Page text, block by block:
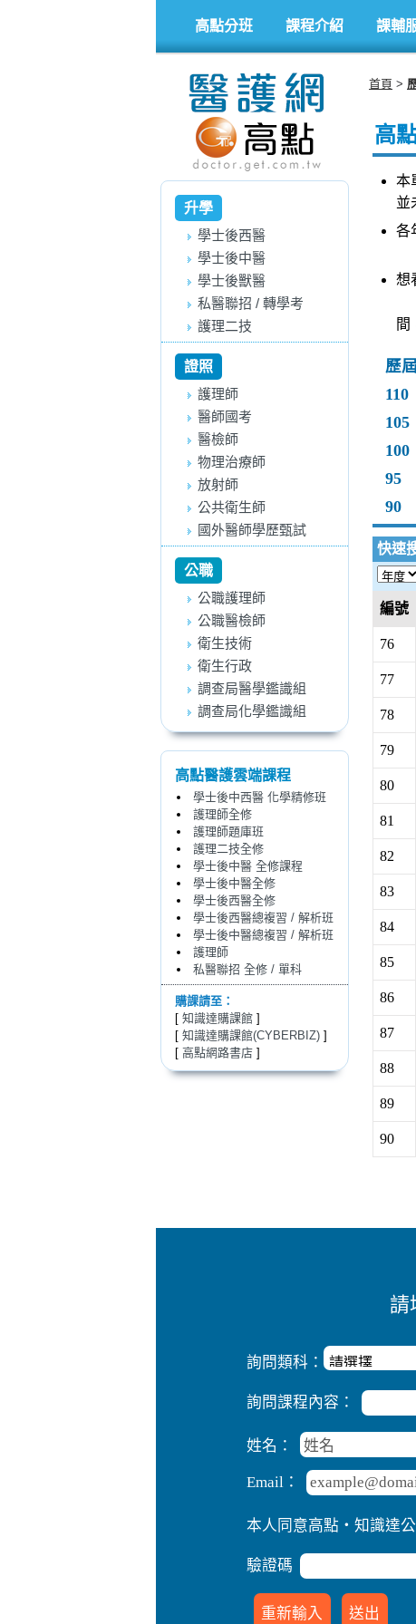
高點分班 課程介紹 課輔
升學
學士後西醫
學士後中醫
學士後獸醫
私醫聯招 / 轉學考
護理二技
證照
護理師
醫師國考
醫檢師
物理治療師
放射師
公共衛生師
國外醫師學歷甄試
公職
公職護理師
公職醫檢師
衛生技術
衛生行政
調查局醫學鑑識組
調查局化學鑑識組
高點醫護雲端課程
學士後中西醫 化學精修班
護理師全修
護理師題庫班
護理二技全修
學士後中醫 全修課程
學士後中醫全修
學士後西醫全修
學士後西醫總複習 / 解析班
學士後中醫總複習 / 解析班
護理師
私醫聯招 全修 / 單科
購課請至：
[ 知識達購課館 ]
[ 知識達購課館(CYBERBIZ) ]
[ 高點網路書店 ]
首頁
高
本
並
各
想
間
歷
110
105
100
95
90
快速
編號
76
77
78
79
80
81
82
83
84
85
86
87
88
89
90
請
詢問類科：
詢問課程內容：
姓名：
Email：
本人同意高點‧知識達
驗證碼